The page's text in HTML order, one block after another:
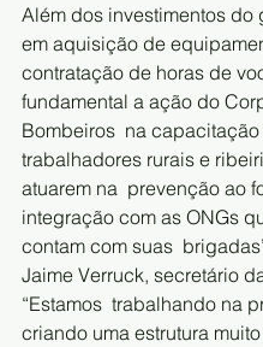
Além dos investimentos do
em aquisição de
contratação de horas de
fundamental a ação do
Bombeiros  na
trabalhadores rurais e
atuarem na  prevenção ao
integração com as ONGs
contam com suas
Jaime Verruck, secretário
“Estamos  trabalhando na
criando uma estrutura